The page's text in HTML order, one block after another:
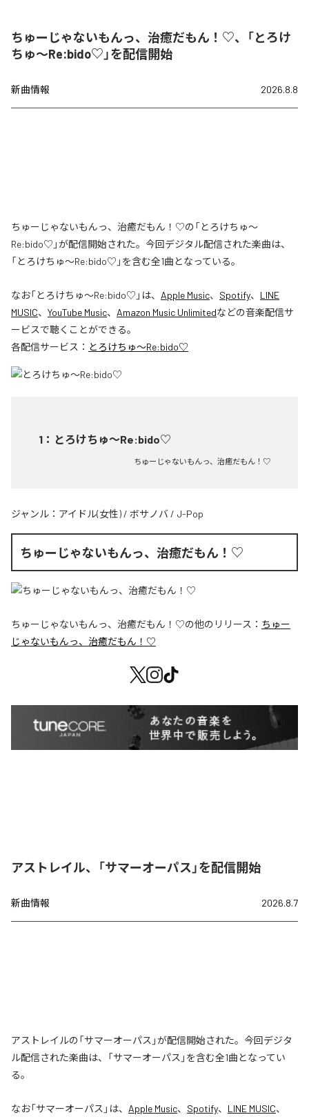
ちゅーじゃないもんっ、治癒だもん！♡、「とろけ
ちゅ〜Re:bido♡」を配信開始
新曲情報 2026.8.8
ちゅーじゃないもんっ、治癒だもん！♡の「とろけちゅ〜
Re:bido♡」が配信開始された。今回デジタル配信された楽曲は、
「とろけちゅ〜Re:bido♡」を含む全1曲となっている。
なお「とろけちゅ〜Re:bido♡ 」は、 Apple Music、 Spotify、 LINE
MUSIC、 YouTube Music、 Amazon Music Unlimitedなどの音楽配信サ
ービスで聴くことができる。
各配信サービス： とろけちゅ〜Re:bido♡
1 ： とろけちゅ〜Re:bido♡
ちゅーじゃないもんっ、治癒だもん！♡
ジャンル： アイドル(女性) / ボサノバ / J-Pop
ちゅーじゃないもんっ、治癒だもん！♡
ちゅーじゃないもんっ、治癒だもん！♡の他のリリース： ちゅー
じゃないもんっ、治癒だもん！♡
アストレイル、「サマーオーパス」を配信開始
新曲情報 2026.8.7
アストレイルの「サマーオーパス」が配信開始された。今回デジタ
ル配信された楽曲は、「サマーオーパス」を含む全1曲となってい
る。
なお「サマーオーパス 」は、 Apple Music、 Spotify、 LINE MUSIC、